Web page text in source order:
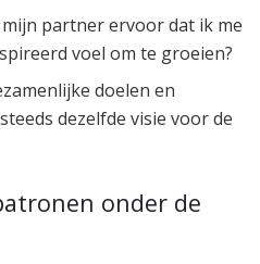
partner ervoor dat ik me
voel om te groeien?
doelen en
dezelfde visie voor de
onder de